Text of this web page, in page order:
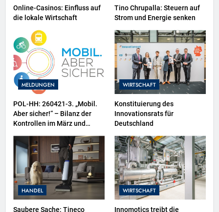
Online-Casinos: Einfluss auf
die lokale Wirtschaft
Tino Chrupalla: Steuern auf
Strom und Energie senken
MELDUNGEN
POL-HH: 260421-3. „Mobil.
Aber sicher!“ – Bilanz der
Kontrollen im März und
Schwerpunktthema im April
WIRTSCHAFT
Konstituierung des
Innovationsrats für
Deutschland
HANDEL
Saubere Sache: Tineco
WIRTSCHAFT
Innomotics treibt die